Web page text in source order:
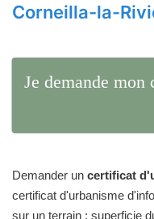
Corneilla-la-
Je demande
Demander un certificat
certificat d'urbanisme
sur un terrain : superficie